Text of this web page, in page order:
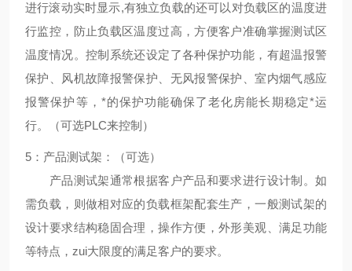
进行滚动实时显示,有独立负载的还可以对负载区的温度进
行监控，防止负载区温度过高，方便客户准确掌握测试区
温度情况。控制系统还设定了各种保护功能，有超温报警
保护、风机故障报警保护、无风报警保护、室内烟气感应
报警保护等，*的保护功能确保了老化房能长期稳定*运
行。（可选PLC来控制）
5：产品测试架：（可选）
产品测试架通常根据客户产品和要求进行设计制。如
需负载，则做相对应的负载框架配套生产，一般测试架的
设计要求结构稳固合理，操作方便，外形美观、满足功能
等特点，zui大限度的满足客户的要求。